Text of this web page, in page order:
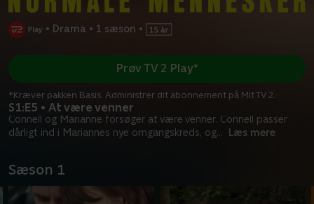
• Drama • 1 sæson •
S1:E5 • At være venner
Connell og Marianne forsøger at være venner. Connell passer
dårligt ind i Mariannes nye omgangskreds, og... Læs mere
Prøv TV 2 Play*
*Kræver pakken Basis. Administrer dit abonnement på Mit TV 2.
Sæson 1